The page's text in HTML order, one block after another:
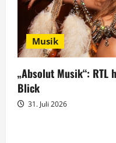
Musik
„Absolut Musik“: RTL
Blick
31. Juli 2026